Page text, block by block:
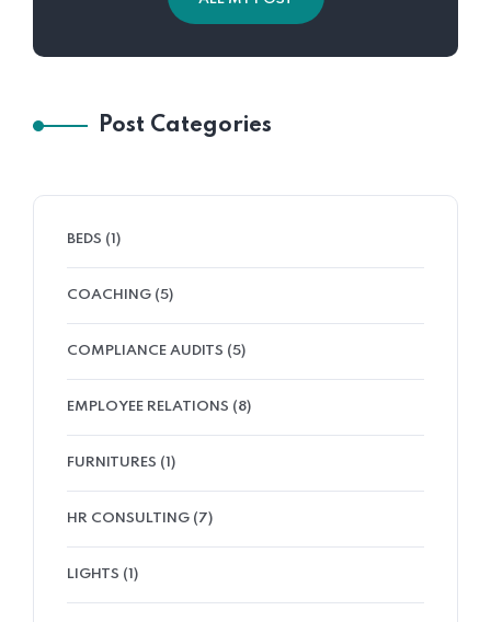
Post Categories
BEDS (1)
COACHING (5)
COMPLIANCE AUDITS (5)
EMPLOYEE RELATIONS (8)
FURNITURES (1)
HR CONSULTING (7)
LIGHTS (1)